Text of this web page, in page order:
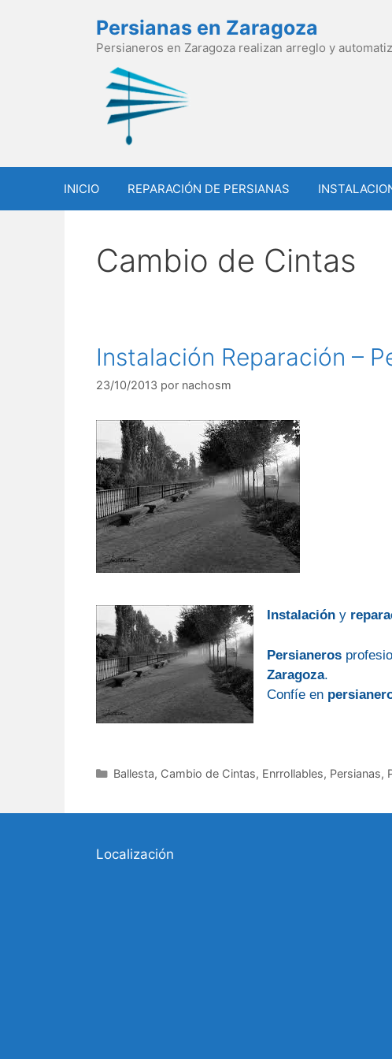
Persianas en Zaragoza
Persianeros en Zaragoza realizan arreglo y
INICIO REPARACIÓN DE PERSIANAS
Cambio de Cintas
Instalación Reparación –
23/10/2013 por nachosm
Instalación y
Persianeros
Zaragoza.
Confíe en
Categorías
Ballesta, Cambio de Cintas, Enrrollables, Persianas,
Localización